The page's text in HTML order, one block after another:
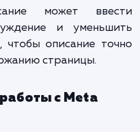
Description на
это как
поиска.